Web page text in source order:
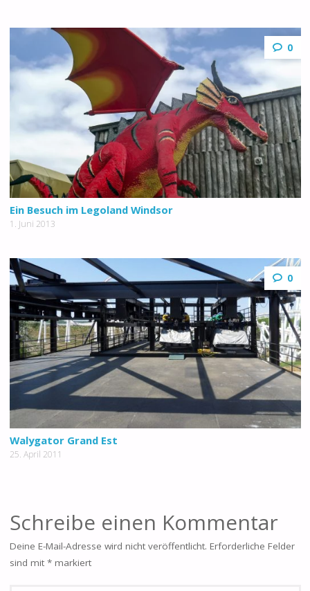
0
Ein Besuch im Legoland Windsor
1. Juni 2013
0
Walygator Grand Est
25. April 2011
Schreibe einen Kommentar
Deine E-Mail-Adresse wird nicht veröffentlicht. Erforderliche Felder
sind mit *markiert